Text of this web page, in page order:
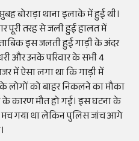
बोराड़ा थाना इलाके में हुई थी।
पूरी तरह से जली हुई हालत में
इस जलती हुई गाड़ी के अंदर
और उनके परिवार के सभी 4
में ऐसा लगा था कि गाड़ी में
को बाहर निकलने का मौका
कारण मौत हो गई। इस घटना के
गया था लेकिन पुलिस जांच आगे